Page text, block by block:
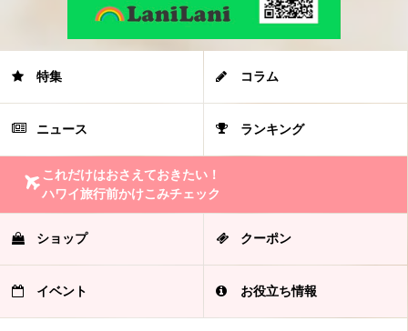
特集 コラム
ニュース ランキング
これだけはおさえておきたい！
ハワイ旅行前かけこみチェック
ショップ クーポン
イベント お役立ち情報